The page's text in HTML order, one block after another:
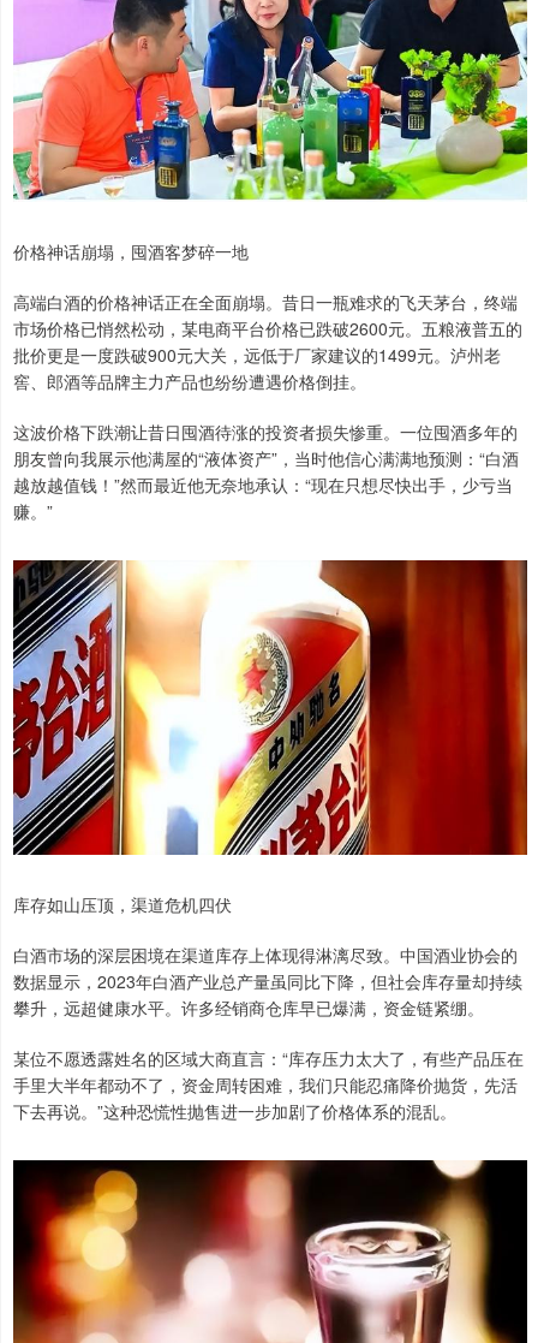
价格神话崩塌，囤酒客梦碎一地
高端白酒的价格神话正在全面崩塌。昔日一瓶难求的飞天茅台，终端
市场价格已悄然松动，某电商平台价格已跌破2600元。五粮液普五的
批价更是一度跌破900元大关，远低于厂家建议的1499元。泸州老
窖、郎酒等品牌主力产品也纷纷遭遇价格倒挂。
这波价格下跌潮让昔日囤酒待涨的投资者损失惨重。一位囤酒多年的
朋友曾向我展示他满屋的“液体资产”，当时他信心满满地预测：“白酒
越放越值钱！”然而最近他无奈地承认：“现在只想尽快出手，少亏当
赚。”
库存如山压顶，渠道危机四伏
白酒市场的深层困境在渠道库存上体现得淋漓尽致。中国酒业协会的
数据显示，2023年白酒产业总产量虽同比下降，但社会库存量却持续
攀升，远超健康水平。许多经销商仓库早已爆满，资金链紧绷。
某位不愿透露姓名的区域大商直言：“库存压力太大了，有些产品压在
手里大半年都动不了，资金周转困难，我们只能忍痛降价抛货，先活
下去再说。”这种恐慌性抛售进一步加剧了价格体系的混乱。